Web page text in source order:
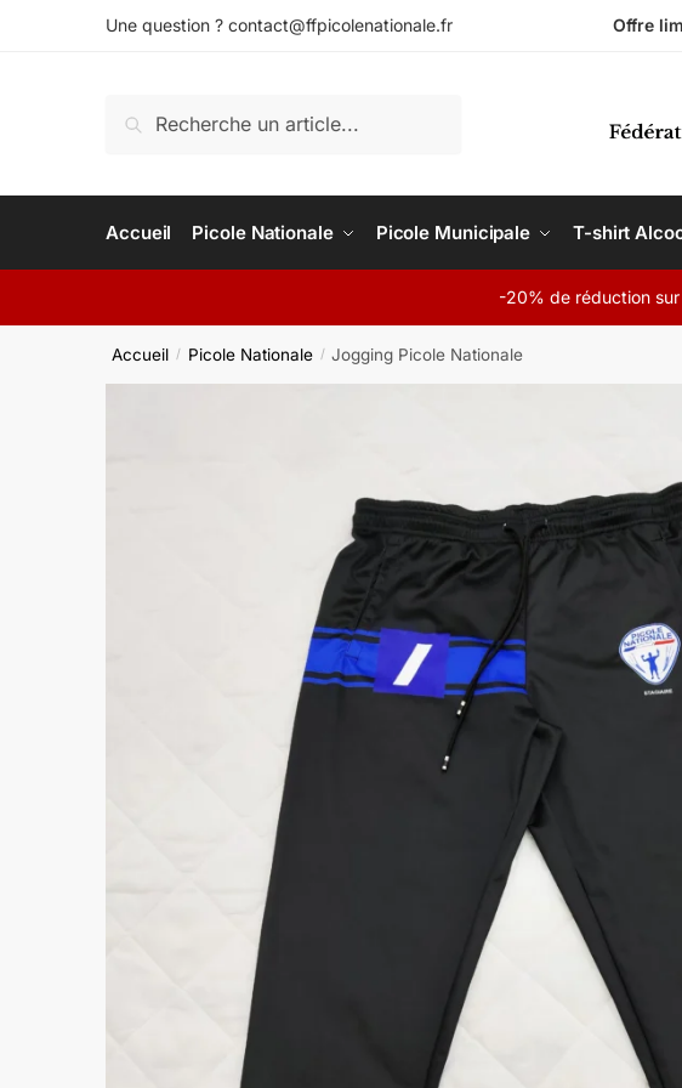
Une question ? contact@ffpicolenationale.fr Offre
pour :
Recherche
Accueil Picole Nationale Picole Municipale T-shirt
-20% de réduction sur
Accueil / Picole Nationale / Jogging Picole Nationale